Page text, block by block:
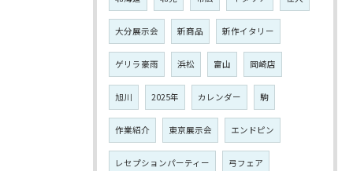
大分展示会 新商品 新作イタリー
ゲリラ豪雨 浜松 富山 岡崎店
旭川 2025年 カレンダー 駒
作業紹介 東京展示会 エンドピン
レセプションパーティー 弓フェア